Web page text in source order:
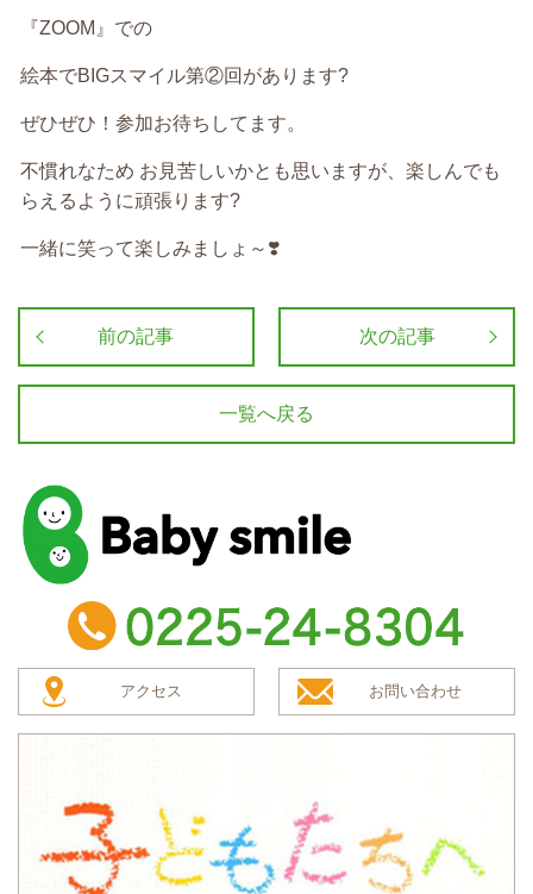
『ZOOM』での
絵本でBIGスマイル第②回があります?
ぜひぜひ！参加お待ちしてます。
不慣れなため お見苦しいかとも思いますが、楽しんでも
らえるように頑張ります?
一緒に笑って楽しみましょ～❣️
前の記事 次の記事
一覧へ戻る
baby smile
TEL：0225-24-8304
アクセス お問い合わせ